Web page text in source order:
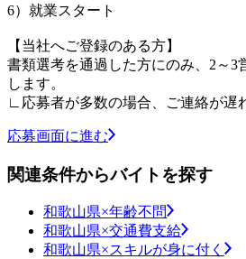
6）就業スタート
【当社へご登録のある方】
書類選考を通過した方にのみ、2～3
します。
∟応募者が多数の場合、ご連絡が遅
応募画面に進む
関連条件からバイトを探す
和歌山県×年齢不問
和歌山県×交通費支給
和歌山県×スキルが身に付く